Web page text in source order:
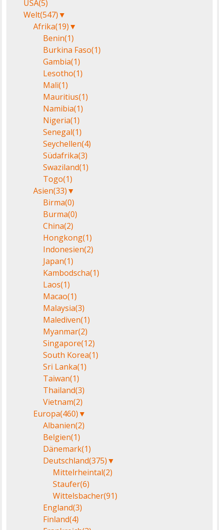
USA(5)
Welt(547)▼
Afrika(19)▼
Benin(1)
Burkina Faso(1)
Gambia(1)
Lesotho(1)
Mali(1)
Mauritius(1)
Namibia(1)
Nigeria(1)
Senegal(1)
Seychellen(4)
Südafrika(3)
Swaziland(1)
Togo(1)
Asien(33)▼
Birma(0)
Burma(0)
China(2)
Hongkong(1)
Indonesien(2)
Japan(1)
Kambodscha(1)
Laos(1)
Macao(1)
Malaysia(3)
Malediven(1)
Myanmar(2)
Singapore(12)
South Korea(1)
Sri Lanka(1)
Taiwan(1)
Thailand(3)
Vietnam(2)
Europa(460)▼
Albanien(2)
Belgien(1)
Dänemark(1)
Deutschland(375)▼
Mittelrheintal(2)
Staufer(6)
Wittelsbacher(91)
England(3)
Finland(4)